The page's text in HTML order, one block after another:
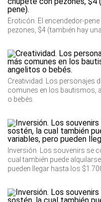
Eroticón. El encendedor-
pezones, $4 (también hay
Creatividad. Los personajes
comunes en los bautismos,
o bebés.
Inversión. Los souvenirs se
cual también puede
pueden llegar hasta los